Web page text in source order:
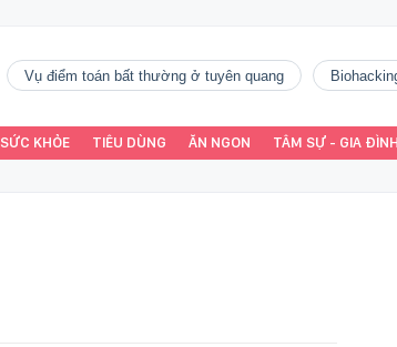
vụ điểm toán bất thường ở tuyên quang
SỨC KHỎE TIÊU DÙNG ĂN NGON TÂM SỰ - GIA ĐÌNH